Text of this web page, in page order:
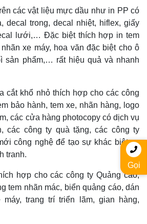
các vật liệu mực dầu như in PP có
decal trong, decal nhiệt, hiflex, giấy
lưới,… Đặc biệt thích hợp in tem
xe máy, hoa văn đặc biệt cho ô
sản phẩm,… rất hiệu quả và nhanh
cắt khổ nhỏ thích hợp cho các công
bảo hành, tem xe, nhãn hàng, logo
các cửa hàng photocopy có dịch vụ
các công ty quà tặng, các công ty
công nghệ để tạo sự khác biệt so
tranh.
hợp cho các công ty Quảng cáo,
tem nhãn mác, biển quảng cáo, dán
trang trí triển lãm, gian hàng,
Gọi